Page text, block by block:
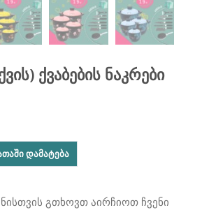
ქვაბების ნაკრები
ᲓᲐᲛᲐᲢᲔᲑᲐ
გთხოვთ აირჩიოთ ჩვენი